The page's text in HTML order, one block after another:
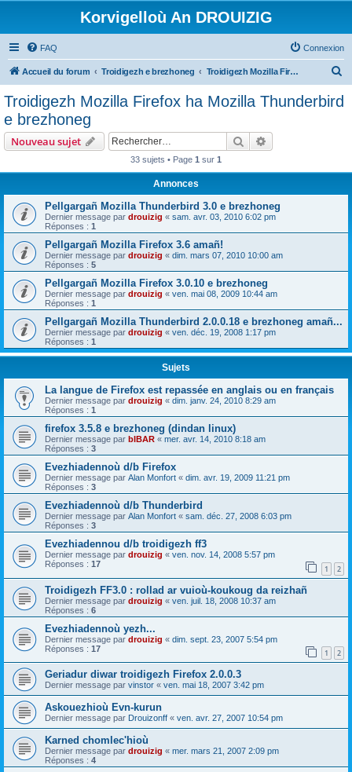
Korvigelloù An DROUIZIG
FAQ Connexion
Accueil du forum Troidigezh e brezhoneg Troidigezh Mozilla Firefox ha Mozilla Thunderbird e brezhoneg
Troidigezh Mozilla Firefox ha Mozilla Thunderbird
e brezhoneg
Nouveau sujet Rechercher
33 sujets • Page 1 sur 1
Annonces
Pellgargañ Mozilla Thunderbird 3.0 e brezhoneg
Dernier message par drouizig « sam. avr. 03, 2010 6:02 pm
Réponses : 1
Pellgargañ Mozilla Firefox 3.6 amañ!
Dernier message par drouizig « dim. mars 07, 2010 10:00 am
Réponses : 5
Pellgargañ Mozilla Firefox 3.0.10 e brezhoneg
Dernier message par drouizig « ven. mai 08, 2009 10:44 am
Réponses : 1
Pellgargañ Mozilla Thunderbird 2.0.0.18 e brezhoneg amañ...
Dernier message par drouizig « ven. déc. 19, 2008 1:17 pm
Réponses : 1
Sujets
La langue de Firefox est repassée en anglais ou en français
Dernier message par drouizig « dim. janv. 24, 2010 8:29 am
Réponses : 1
firefox 3.5.8 e brezhoneg (dindan linux)
Dernier message par bIBAR « mer. avr. 14, 2010 8:18 am
Réponses : 3
Evezhiadennoù d/b Firefox
Dernier message par Alan Monfort « dim. avr. 19, 2009 11:21 pm
Réponses : 3
Evezhiadennoù d/b Thunderbird
Dernier message par Alan Monfort « sam. déc. 27, 2008 6:03 pm
Réponses : 3
Evezhiadennou d/b troidigezh ff3
Dernier message par drouizig « ven. nov. 14, 2008 5:57 pm
Réponses : 17 1 2
Troidigezh FF3.0 : rollad ar vuioù-koukoug da reizhañ
Dernier message par drouizig « ven. juil. 18, 2008 10:37 am
Réponses : 6
Evezhiadennoù yezh...
Dernier message par drouizig « dim. sept. 23, 2007 5:54 pm
Réponses : 17 1 2
Geriadur diwar troidigezh Firefox 2.0.0.3
Dernier message par vinstor « ven. mai 18, 2007 3:42 pm
Askouezhioù Evn-kurun
Dernier message par Drouizonff « ven. avr. 27, 2007 10:54 pm
Karned chomlec'hioù
Dernier message par drouizig « mer. mars 21, 2007 2:09 pm
Réponses : 4